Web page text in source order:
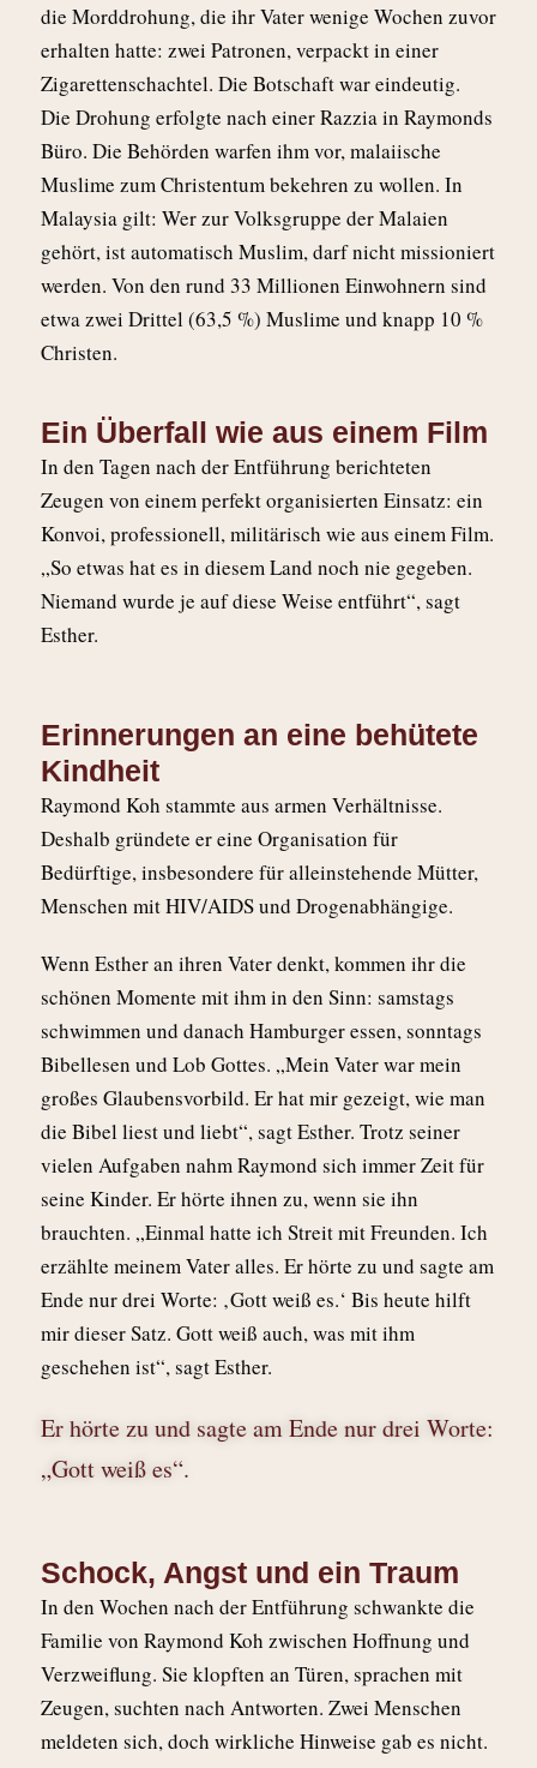
die Morddrohung, die ihr Vater wenige Wochen zuvor
erhalten hatte: zwei Patronen, verpackt in einer
Zigarettenschachtel. Die Botschaft war eindeutig.
Die Drohung erfolgte nach einer Razzia in Raymonds
Büro. Die Behörden warfen ihm vor, malaiische
Muslime zum Christentum bekehren zu wollen. In
Malaysia gilt: Wer zur Volksgruppe der Malaien
gehört, ist automatisch Muslim, darf nicht missioniert
werden. Von den rund 33 Millionen Einwohnern sind
etwa zwei Drittel (63,5 %) Muslime und knapp 10 %
Christen.
Ein Überfall wie aus einem Film
In den Tagen nach der Entführung berichteten
Zeugen von einem perfekt organisierten Einsatz: ein
Konvoi, professionell, militärisch wie aus einem Film.
„So etwas hat es in diesem Land noch nie gegeben.
Niemand wurde je auf diese Weise entführt“, sagt
Esther.
Erinnerungen an eine behütete
Kindheit
Raymond Koh stammte aus armen Verhältnisse.
Deshalb gründete er eine Organisation für
Bedürftige, insbesondere für alleinstehende Mütter,
Menschen mit HIV/AIDS und Drogenabhängige.
Wenn Esther an ihren Vater denkt, kommen ihr die
schönen Momente mit ihm in den Sinn: samstags
schwimmen und danach Hamburger essen, sonntags
Bibellesen und Lob Gottes. „Mein Vater war mein
großes Glaubensvorbild. Er hat mir gezeigt, wie man
die Bibel liest und liebt“, sagt Esther. Trotz seiner
vielen Aufgaben nahm Raymond sich immer Zeit für
seine Kinder. Er hörte ihnen zu, wenn sie ihn
brauchten. „Einmal hatte ich Streit mit Freunden. Ich
erzählte meinem Vater alles. Er hörte zu und sagte am
Ende nur drei Worte: ‚Gott weiß es.‘ Bis heute hilft
mir dieser Satz. Gott weiß auch, was mit ihm
geschehen ist“, sagt Esther.
Er hörte zu und sagte am Ende nur drei Worte:
„Gott weiß es“.
Schock, Angst und ein Traum
In den Wochen nach der Entführung schwankte die
Familie von Raymond Koh zwischen Hoffnung und
Verzweiflung. Sie klopften an Türen, sprachen mit
Zeugen, suchten nach Antworten. Zwei Menschen
meldeten sich, doch wirkliche Hinweise gab es nicht.